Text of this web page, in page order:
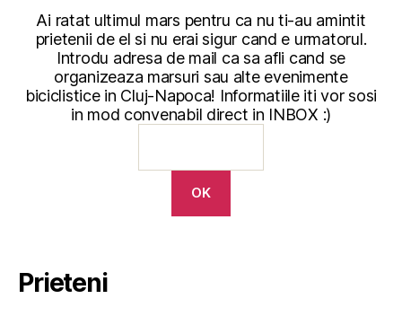
Ai ratat ultimul mars pentru ca nu ti-au amintit
prietenii de el si nu erai sigur cand e urmatorul.
Introdu adresa de mail ca sa afli cand se
organizeaza marsuri sau alte evenimente
biciclistice in Cluj-Napoca! Informatiile iti vor sosi
in mod convenabil direct in INBOX :)
Prieteni